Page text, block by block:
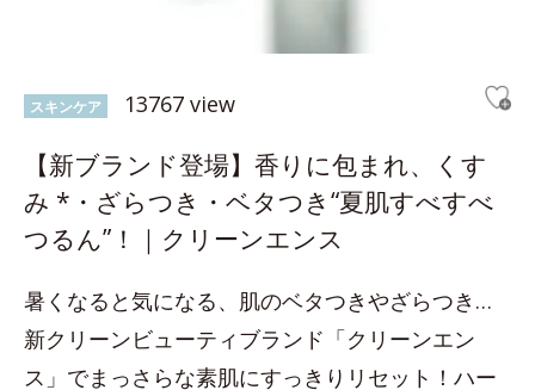
スキンケア 13767 view
【新ブランド登場】香りに包まれ、くす
み *・ざらつき・ベタつき“夏肌すべすべ
つるん”！｜クリーンエンス
暑くなると気になる、肌のベタつきやざらつき…
新クリーンビューティブランド「クリーンエン
ス」でまっさらな素肌にすっきりリセット！ハー